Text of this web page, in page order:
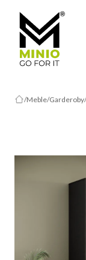
Meble Garderoby